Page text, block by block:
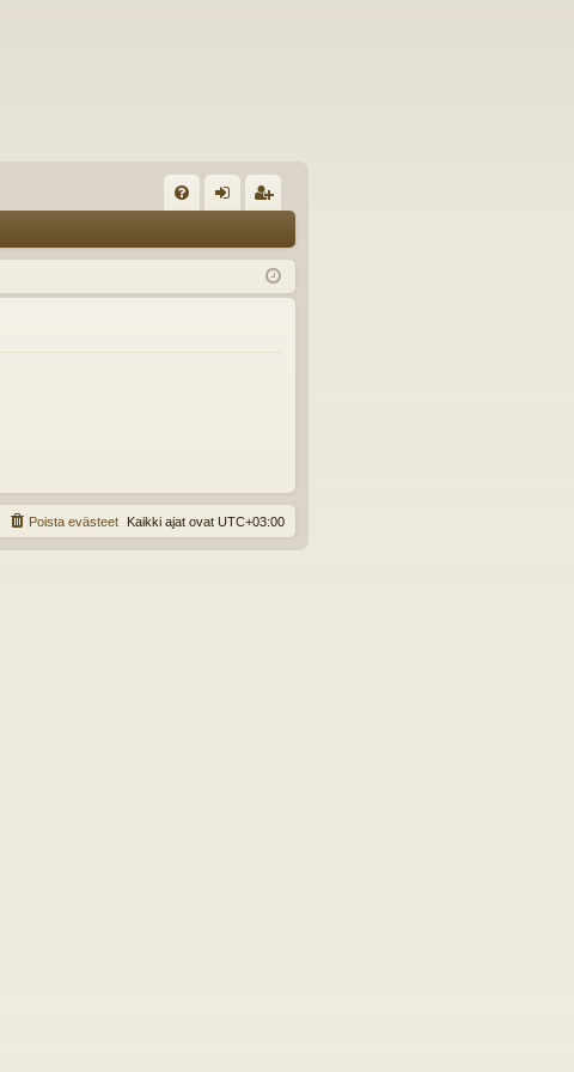
K
K
au
du
ist
er
Kaikki ajat ovat UTC+03:00
Poista evästeet